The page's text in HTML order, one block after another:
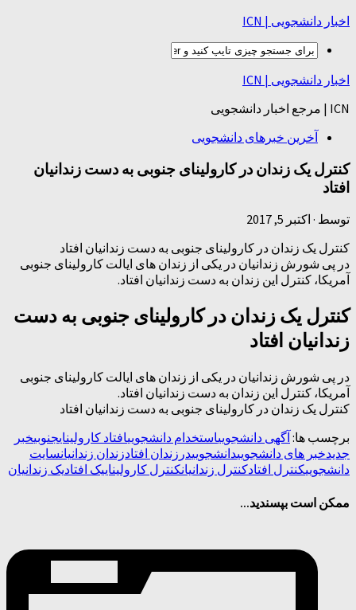
اخبار دانشجویی | ICN
اخبار دانشجویی | ICN
ICN | مرجع اخبار دانشجویی
آخرین خبرهای دانشجویی
کنترل یک زندان در کارولینای جنوبی به دست زندانیان
افتاد
توسط · اکتبر 5, 2017
کنترل یک زندان در کارولینای جنوبی به دست زندانیان افتاد
در پی شورش زندانیان در یکی از زندان های ایالت کارولینای جنوبی
آمریکا، کنترل این زندان به دست زندانیان افتاد.
کنترل یک زندان در کارولینای جنوبی به دست
زندانیان افتاد
در پی شورش زندانیان در یکی از زندان های ایالت کارولینای جنوبی
آمریکا، کنترل این زندان به دست زندانیان افتاد.
کنترل یک زندان در کارولینای جنوبی به دست زندانیان افتاد
برچسب ها: آگهی دانشجوییاستخدام دانشجوییافتاد کارولینایجنوبیخبر
جدیدخبر های دانشجوییدانشجوییدر زندان افتادزندان زندانیانسایت
دانشجوییکنترل افتادکنترل زندانیانکنترل کارولیناییک افتادیک زندانیان
ممکن است بپسندید...